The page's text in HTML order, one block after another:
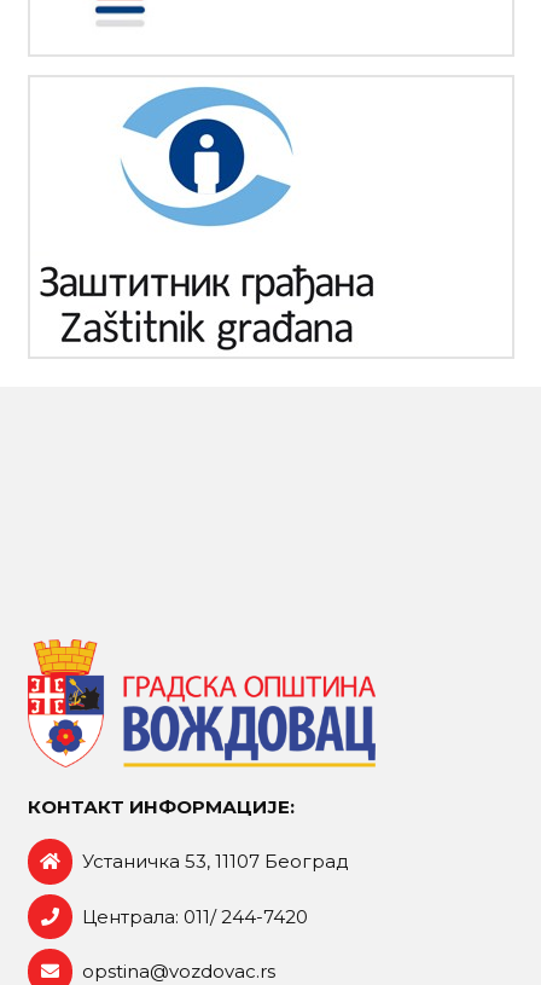
КОНТАКТ ИНФОРМАЦИЈЕ:
Устаничка 53, 11107 Београд
Централа: 011/ 244-7420
opstina@vozdovac.rs